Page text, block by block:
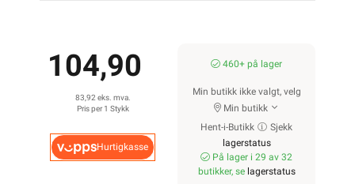
104,90
83,92 eks. mva.
Pris per 1 Stykk
Hurtigkasse
460+ på lager
Min butikk ikke valgt, velg
Min butikk
Hent-i-Butikk
Sjekk
lagerstatus
På lager i 29 av 32
butikker, se lagerstatus